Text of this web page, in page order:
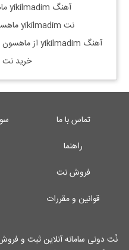
آهنگ
نت
آهنگ
ازماهسون
خرید
تماس با ما
راهنما
فروش نت
قوانین و مقررات
نُت دونی سامانه آنلاین ثبت و